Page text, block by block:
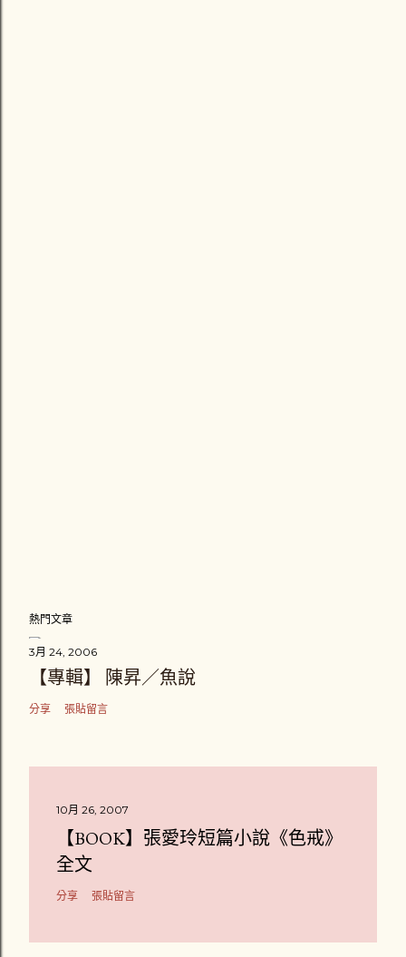
熱門文章
3月 24, 2006
【專輯】 陳昇／魚說
分享 張貼留言
10月 26, 2007
【BOOK】張愛玲短篇小說《色戒》
全文
分享 張貼留言